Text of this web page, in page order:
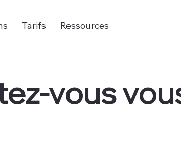
Tarifs Ressources
vous